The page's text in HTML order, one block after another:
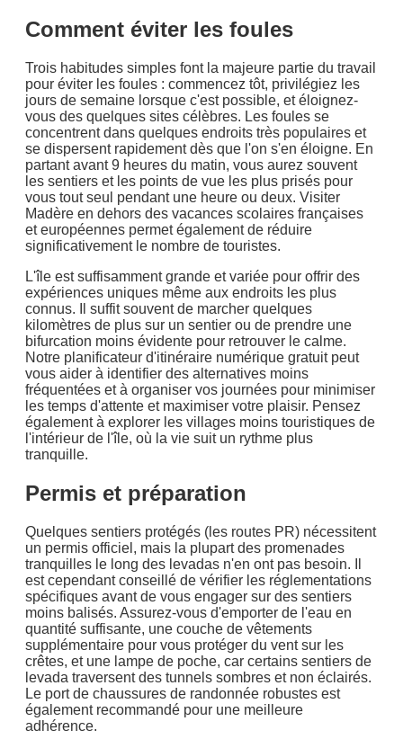
Comment éviter les foules
Trois habitudes simples font la majeure partie du travail
pour éviter les foules : commencez tôt, privilégiez les
jours de semaine lorsque c'est possible, et éloignez-
vous des quelques sites célèbres. Les foules se
concentrent dans quelques endroits très populaires et
se dispersent rapidement dès que l'on s'en éloigne. En
partant avant 9 heures du matin, vous aurez souvent
les sentiers et les points de vue les plus prisés pour
vous tout seul pendant une heure ou deux. Visiter
Madère en dehors des vacances scolaires françaises
et européennes permet également de réduire
significativement le nombre de touristes.
L'île est suffisamment grande et variée pour offrir des
expériences uniques même aux endroits les plus
connus. Il suffit souvent de marcher quelques
kilomètres de plus sur un sentier ou de prendre une
bifurcation moins évidente pour retrouver le calme.
Notre planificateur d'itinéraire numérique gratuit peut
vous aider à identifier des alternatives moins
fréquentées et à organiser vos journées pour minimiser
les temps d'attente et maximiser votre plaisir. Pensez
également à explorer les villages moins touristiques de
l'intérieur de l'île, où la vie suit un rythme plus
tranquille.
Permis et préparation
Quelques sentiers protégés (les routes PR) nécessitent
un permis officiel, mais la plupart des promenades
tranquilles le long des levadas n'en ont pas besoin. Il
est cependant conseillé de vérifier les réglementations
spécifiques avant de vous engager sur des sentiers
moins balisés. Assurez-vous d'emporter de l'eau en
quantité suffisante, une couche de vêtements
supplémentaire pour vous protéger du vent sur les
crêtes, et une lampe de poche, car certains sentiers de
levada traversent des tunnels sombres et non éclairés.
Le port de chaussures de randonnée robustes est
également recommandé pour une meilleure
adhérence.